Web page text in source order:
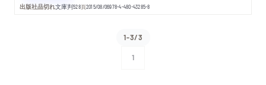
出版社品切れ文庫判528頁2015/08/06978-4-480-43285-8
1-3/3
1